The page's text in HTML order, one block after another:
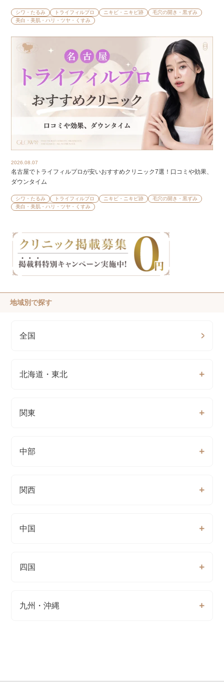
シワ・たるみ トライフィルプロ ニキビ・ニキビ跡
毛穴の開き・黒ずみ
美白・美肌・ハリ・ツヤ・くすみ
2026.08.07
名古屋でトライフィルプロが安いおすすめクリニック7選！口コミや効果、
ダウンタイム
シワ・たるみ トライフィルプロ ニキビ・ニキビ跡
毛穴の開き・黒ずみ
美白・美肌・ハリ・ツヤ・くすみ
地域別で探す
全国
北海道・東北
関東
中部
関西
中国
四国
九州・沖縄